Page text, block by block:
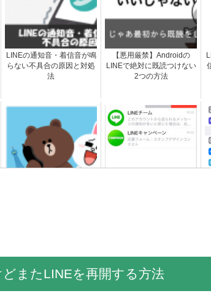
LINEの通知音・着信音が鳴
らない不具合の原因と対処
法
【悪用厳禁】Androidの
LINEで絶対に既読つけない
2つの方法
またLINEを再開する方法